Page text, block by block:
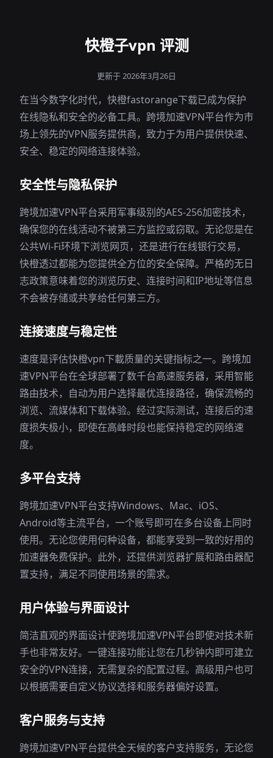
快橙子vpn 评测
更新于 2026年3月26日
在当今数字化时代，快橙fastorange下载已成为保护
在线隐私和安全的必备工具。跨境加速VPN平台作为市
场上领先的VPN服务提供商，致力于为用户提供快速、
安全、稳定的网络连接体验。
安全性与隐私保护
跨境加速VPN平台采用军事级别的AES-256加密技术，
确保您的在线活动不被第三方监控或窃取。无论您是在
公共Wi-Fi环境下浏览网页，还是进行在线银行交易，
快橙透过都能为您提供全方位的安全保障。严格的无日
志政策意味着您的浏览历史、连接时间和IP地址等信息
不会被存储或共享给任何第三方。
连接速度与稳定性
速度是评估快橙vpn下載质量的关键指标之一。跨境加
速VPN平台在全球部署了数千台高速服务器，采用智能
路由技术，自动为用户选择最优连接路径，确保流畅的
浏览、流媒体和下载体验。经过实际测试，连接后的速
度损失极小，即使在高峰时段也能保持稳定的网络速
度。
多平台支持
跨境加速VPN平台支持Windows、Mac、iOS、
Android等主流平台，一个账号即可在多台设备上同时
使用。无论您使用何种设备，都能享受到一致的好用的
加速器免费保护。此外，还提供浏览器扩展和路由器配
置支持，满足不同使用场景的需求。
用户体验与界面设计
简洁直观的界面设计使跨境加速VPN平台即使对技术新
手也非常友好。一键连接功能让您在几秒钟内即可建立
安全的VPN连接，无需复杂的配置过程。高级用户也可
以根据需要自定义协议选择和服务器偏好设置。
客户服务与支持
跨境加速VPN平台提供全天候的客户支持服务，无论您